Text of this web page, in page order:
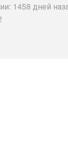
1458 дней